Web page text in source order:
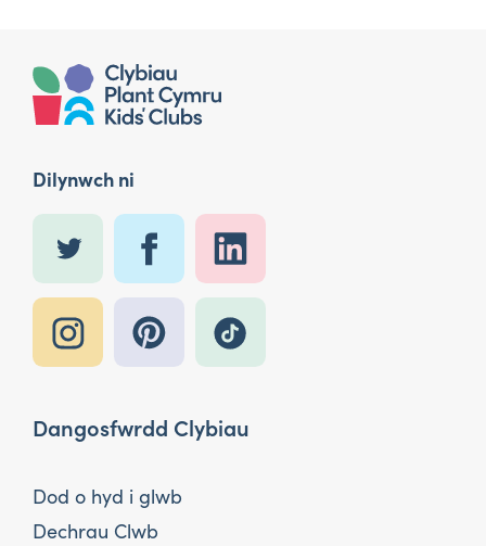
Dilynwch ni
Dangosfwrdd Clybiau
Dod o hyd i glwb
Dechrau Clwb